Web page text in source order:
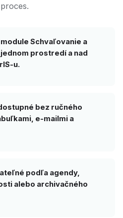
Schvaľovanie a
prostredí a nad
u.
bez ručného
e-mailmi a
podľa agendy,
alebo archivačného